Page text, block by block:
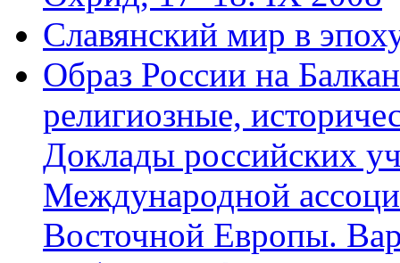
Славянский мир в
Образ России на
религиозные,
Доклады российских
Международной
Восточной Европы.